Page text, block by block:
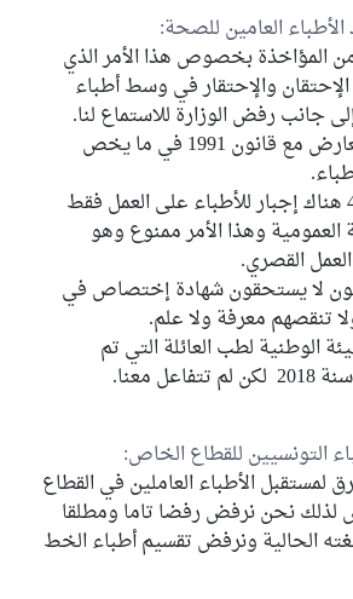
الأطباء العامين للصحة:
المؤاخذة بخصوص هذا الأمر الذي
والإحتقار في وسط أطباء
جانب رفض الوزارة للاستماع لنا.
هذا القرار يتعارض مع قانون 1991 في ما يخص
في الفصل 43 هناك إجبار للأطباء على العمل فقط
وهذا الأمر ممنوع وهو
القصري.
لا يستحقون شهادة إختصاص في
تنقصهم معرفة ولا علم.
الوطنية لطب العائلة التي تم
معنا.
التونسيين للقطاع الخاص:
لمستقبل الأطباء العاملين في القطاع
لذلك نحن نرفض رفضا تاما ومطلقا
الحالية ونرفض تقسيم أطباء الخط
زمال
النهضة
الصادق قحبيش
سميعي
النهضة
بوغطاس
النهضة
الحمزاوي